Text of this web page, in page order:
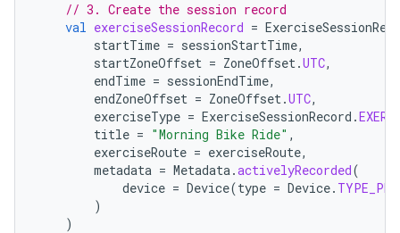
// 3. Create the session record
val exerciseSessionRecord =
startTime = sessionStartTime,
startZoneOffset = ZoneOffset.UTC,
endTime = sessionEndTime,
endZoneOffset = ZoneOffset.UTC,
exerciseType = ExerciseSessionRecord .
title = "Morning Bike Ride" ,
exerciseRoute = exerciseRoute,
metadata = Metadata.activelyRecorded(
device = Device(type = Device.
)
)